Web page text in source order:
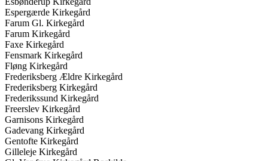
Espergærde Kirkegård
Farum Gl. Kirkegård
Farum Kirkegård
Faxe Kirkegård
Fensmark Kirkegård
Fløng Kirkegård
Frederiksberg Ældre Kirkegård
Frederiksberg Kirkegård
Frederikssund Kirkegård
Freerslev Kirkegård
Garnisons Kirkegård
Gadevang Kirkegård
Gentofte Kirkegård
Gilleleje Kirkegård